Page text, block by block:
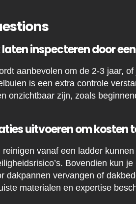
inspecteren door
aanbevolen om de 2-3 jaar,
is een extra controle
onzichtbaar zijn, zoals
uitvoeren om kosten
vanaf een ladder
Bovendien kun
dakpannen vervangen of
materialen en expertise